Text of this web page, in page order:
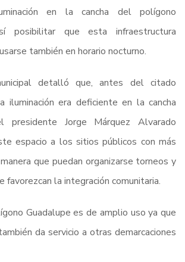
en la cancha del polígono
posibilitar que esta infraestructura
también en horario nocturno.
detalló que, antes del citado
iluminación era deficiente en la cancha
presidente Jorge Márquez Alvarado
espacio a los sitios públicos con más
que puedan organizarse torneos y
la integración comunitaria.
Guadalupe es de amplio uso ya que
da servicio a otras demarcaciones